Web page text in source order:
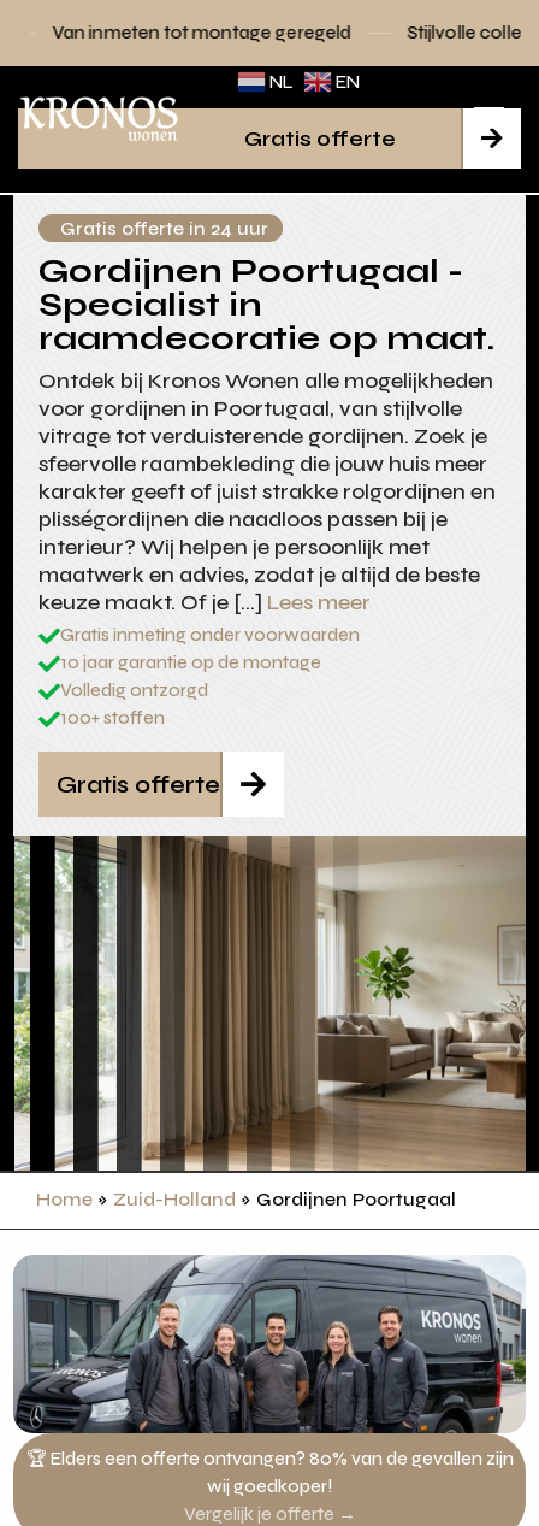
tot montage geregeld Stijlvolle collecties voor elk
NL EN

Gratis offerte
Gratis offerte in 24 uur
Gordijnen Poortugaal -
Specialist in
raamdecoratie op maat.
Ontdek bij Kronos Wonen alle mogelijkheden
voor gordijnen in Poortugaal, van stijlvolle
vitrage tot verduisterende gordijnen. Zoek je
sfeervolle raambekleding die jouw huis meer
karakter geeft of juist strakke rolgordijnen en
plisségordijnen die naadloos passen bij je
interieur? Wij helpen je persoonlijk met
maatwerk en advies, zodat je altijd de beste
keuze maakt. Of je […] Lees meer
Gratis inmeting onder voorwaarden
10 jaar garantie op de montage
Volledig ontzorgd
100+ stoffen

Gratis offerte
Home» Zuid-Holland » Gordijnen Poortugaal
🏆 Elders een offerte ontvangen? 80% van de gevallen zijn
wij goedkoper!
Vergelijk je offerte →